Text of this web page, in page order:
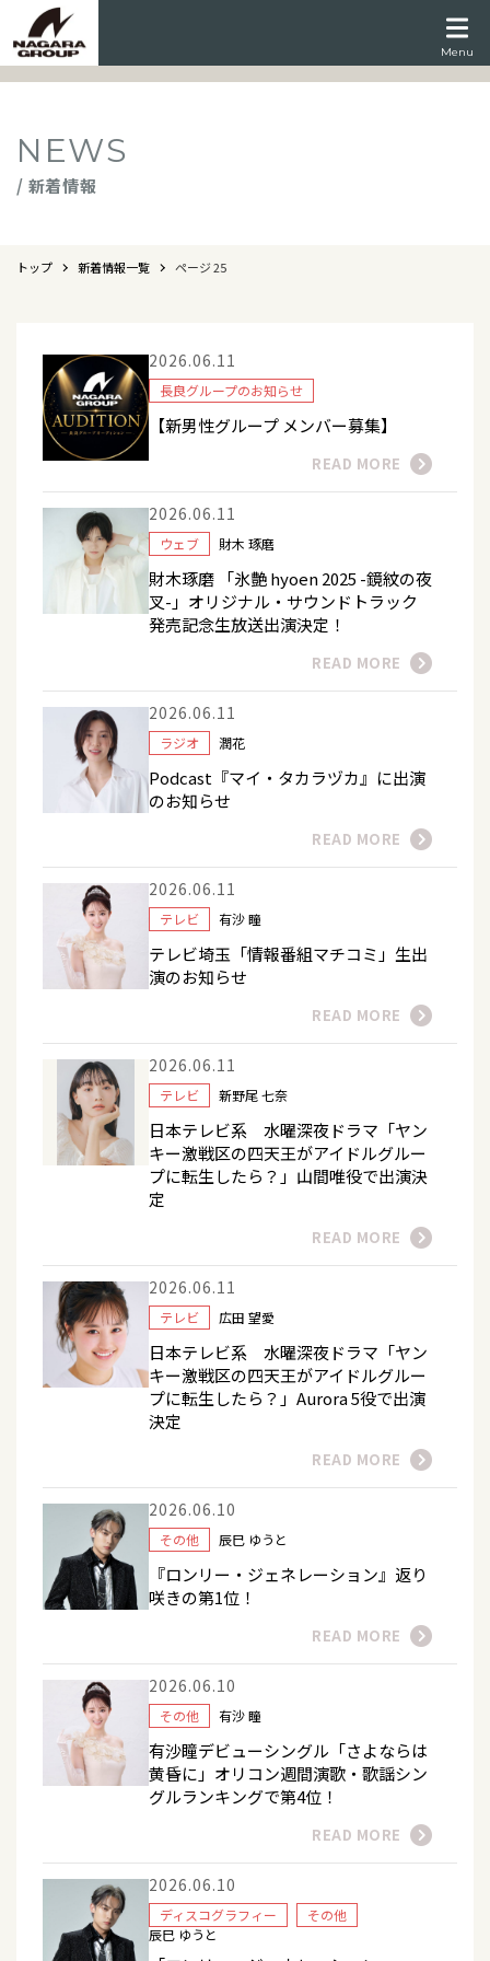
Menu
NEWS
/ 新着情報
トップ 新着情報一覧 ページ 25
2026.06.11
長良グループのお知らせ
【新男性グループ メンバー募集】
READ MORE
2026.06.11
ウェブ 財木 琢磨
財木琢磨 「氷艶 hyoen 2025 -鏡紋の夜
叉-」オリジナル・サウンドトラック
発売記念生放送出演決定！
READ MORE
2026.06.11
ラジオ 潤花
Podcast『マイ・タカラヅカ』に出演
のお知らせ
READ MORE
2026.06.11
テレビ 有沙 瞳
テレビ埼玉「情報番組マチコミ」生出
演のお知らせ
READ MORE
2026.06.11
テレビ 新野尾 七奈
日本テレビ系 水曜深夜ドラマ「ヤン
キー激戦区の四天王がアイドルグルー
プに転生したら？」山間唯役で出演決
定
READ MORE
2026.06.11
テレビ 広田 望愛
日本テレビ系 水曜深夜ドラマ「ヤン
キー激戦区の四天王がアイドルグルー
プに転生したら？」Aurora 5役で出演
決定
READ MORE
2026.06.10
その他 辰巳 ゆうと
『ロンリー・ジェネレーション』返り
咲きの第1位！
READ MORE
2026.06.10
その他 有沙 瞳
有沙瞳デビューシングル「さよならは
黄昏に」オリコン週間演歌・歌謡シン
グルランキングで第4位！
READ MORE
2026.06.10
ディスコグラフィー
その他
辰巳 ゆうと